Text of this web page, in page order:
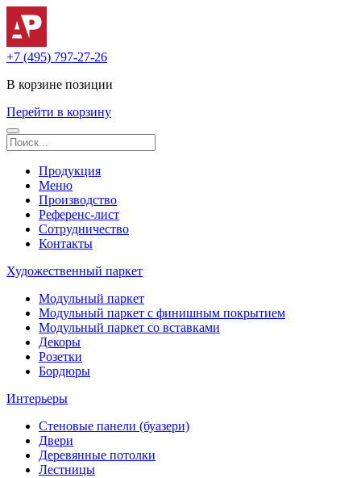
+7 (495) 797-27-26
В корзине позиции
Перейти в корзину
Продукция
Меню
Производство
Референс-лист
Сотрудничество
Контакты
Художественный паркет
Модульный паркет
Модульный паркет с финишным покрытием
Модульный паркет со вставками
Декоры
Розетки
Бордюры
Интерьеры
Стеновые панели (буазери)
Двери
Деревянные потолки
Лестницы